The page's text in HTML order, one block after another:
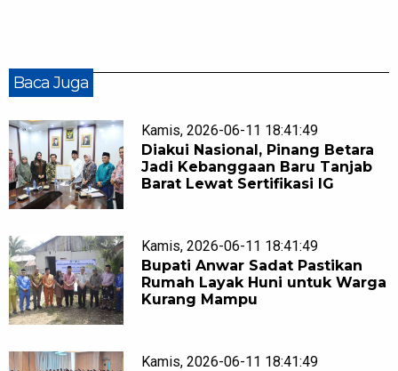
Baca Juga
Kamis, 2026-06-11 18:41:49
Diakui Nasional, Pinang Betara
Jadi Kebanggaan Baru Tanjab
Barat Lewat Sertifikasi IG
Kamis, 2026-06-11 18:41:49
Bupati Anwar Sadat Pastikan
Rumah Layak Huni untuk Warga
Kurang Mampu
Kamis, 2026-06-11 18:41:49